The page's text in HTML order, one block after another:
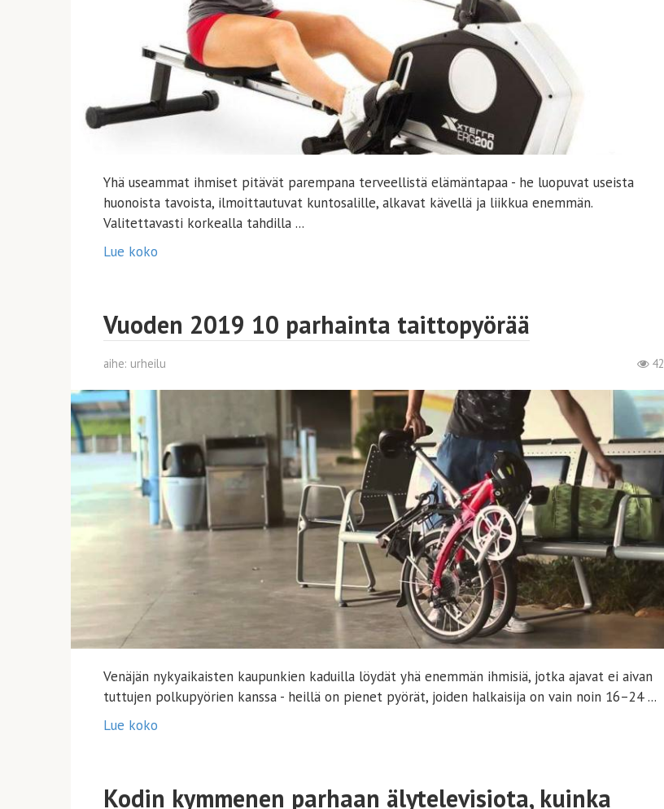
Yhä useammat ihmiset pitävät parempana terveellistä elämäntapaa - he luopuvat useista
huonoista tavoista, ilmoittautuvat kuntosalille, alkavat kävellä ja liikkua enemmän.
Valitettavasti korkealla tahdilla ...
Lue koko
Vuoden 2019 10 parhainta taittopyörää
aihe: urheilu 42
Venäjän nykyaikaisten kaupunkien kaduilla löydät yhä enemmän ihmisiä, jotka ajavat ei aivan
tuttujen polkupyörien kanssa - heillä on pienet pyörät, joiden halkaisija on vain noin 16–24 ...
Lue koko
Kodin kymmenen parhaan älytelevisiota, kuinka